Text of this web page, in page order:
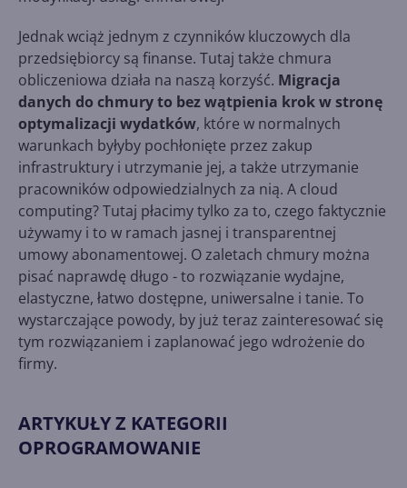
Jednak wciąż jednym z czynników kluczowych dla
przedsiębiorcy są finanse. Tutaj także chmura
obliczeniowa działa na naszą korzyść. Migracja
danych do chmury to bez wątpienia krok w stronę
optymalizacji wydatków, które w normalnych
warunkach byłyby pochłonięte przez zakup
infrastruktury i utrzymanie jej, a także utrzymanie
pracowników odpowiedzialnych za nią. A cloud
computing? Tutaj płacimy tylko za to, czego faktycznie
używamy i to w ramach jasnej i transparentnej
umowy abonamentowej. O zaletach chmury można
pisać naprawdę długo - to rozwiązanie wydajne,
elastyczne, łatwo dostępne, uniwersalne i tanie. To
wystarczające powody, by już teraz zainteresować się
tym rozwiązaniem i zaplanować jego wdrożenie do
firmy.
ARTYKUŁY Z KATEGORII
OPROGRAMOWANIE